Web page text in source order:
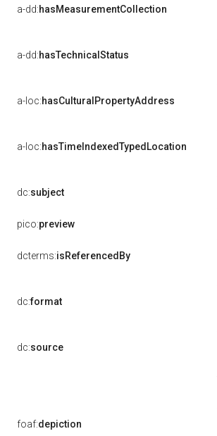
a-dd:hasMeasurementCollection
a-dd:hasTechnicalStatus
a-loc:hasCulturalPropertyAddress
a-loc:hasTimeIndexedTypedLocation
dc:subject
pico:preview
dcterms:isReferencedBy
dc:format
dc:source
foaf:depiction